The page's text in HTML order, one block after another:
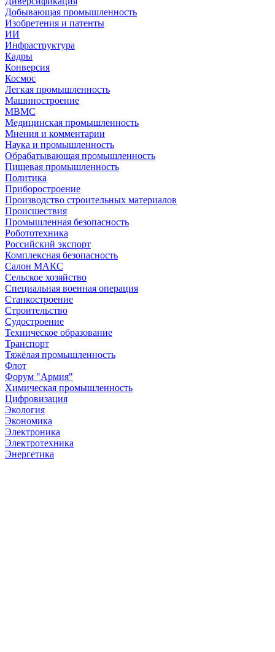
Добывающая промышленность
Изобретения и патенты
ИИ
Инфраструктура
Кадры
Конверсия
Космос
Легкая промышленность
Машиностроение
МВМС
Медицинская промышленность
Мнения и комментарии
Наука и промышленность
Обрабатывающая промышленность
Пищевая промышленность
Политика
Приборостроение
Производство строительных материалов
Происшествия
Промышленная безопасность
Робототехника
Российский экспорт
Комплексная безопасность
Салон МАКС
Сельское хозяйство
Специальная военная операция
Станкостроение
Строительство
Судостроение
Техническое образование
Транспорт
Тяжёлая промышленность
Флот
Форум "Армия"
Химическая промышленность
Цифровизация
Экология
Экономика
Электроника
Электротехника
Энергетика